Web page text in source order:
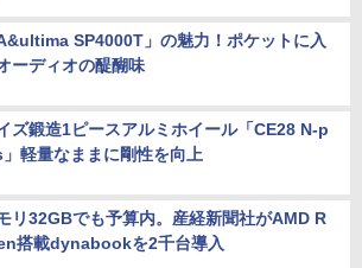
A&ultima SP4000T」の魅力！ポケットに入
ーディオの醍醐味
ズ鍛造1ピースアルミホイール「CE28 N-p
軽量なままに剛性を向上
リ32GBでも予算内。産経新聞社がAMD R
搭載dynabookを2千台導入